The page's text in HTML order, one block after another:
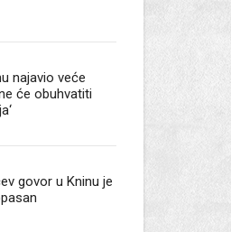
najavio veće
će obuhvatiti
govor u Kninu je